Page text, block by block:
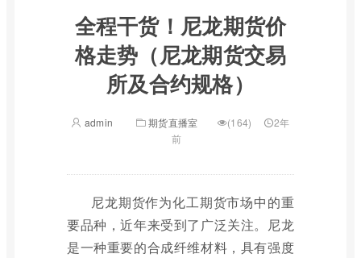
全程干货！尼龙期货价
格走势（尼龙期货交易
所及合约规格）
admin 期货直播室 (164)
2年
前
尼龙期货作为化工期货市场中的重
要品种，近年来受到了广泛关注。尼龙
是一种重要的合成纤维材料，具有强度